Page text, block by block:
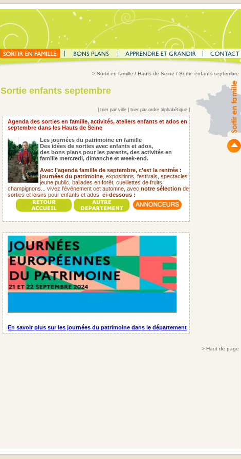
> Sortir en famille / Hauts-de-Seine / Sortie enfants septembre
Sortie enfants septembre
trier par ville trier par ordre alphabétique
Agenda des sorties en famille, activités, ateliers enfants et ados en
septembre dans les Hauts de Seine
Les journées du patrimoine en famille
Des idées de sorties avec enfants et ados,
des bons plans pour les parents, des activités en
famille mercredi, dimanche et week-end.
Avec l’agenda famille de septembre, c’est la rentrée :
journées du patrimoine , expositions, festivals, spectacles
jeune public, ballades en forêt, cueillettes de fruits,
champignons... vivez l’événement cet automne, avec notre sélection de
sorties et loisirs pour enfants et ados ci-dessous :
En savoir plus sur les journées du patrimoine dans le département
> Haut de page